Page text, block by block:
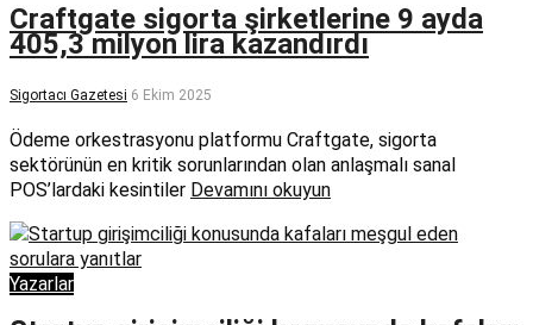
Craftgate sigorta şirketlerine 9 ayda
405,3 milyon lira kazandırdı
Sigortacı Gazetesi 6 Ekim 2025
Ödeme orkestrasyonu platformu Craftgate, sigorta
sektörünün en kritik sorunlarından olan anlaşmalı sanal
POS’lardaki kesintiler Devamını okuyun
Yazarlar